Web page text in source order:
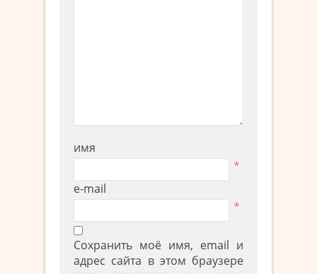
имя
*
e-mail
*
Сохранить моё имя, email и
адрес сайта в этом браузере